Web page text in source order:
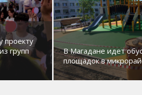
проекту
групп
В Магадане идет
площадок в